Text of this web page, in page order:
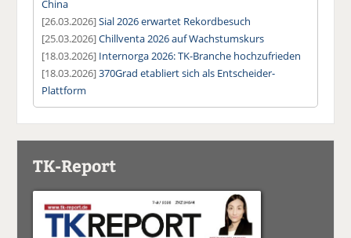
China
[26.03.2026]Sial 2026 erwartet Rekordbesuch
[25.03.2026]Chillventa 2026 auf Wachstumskurs
[18.03.2026] Internorga 2026: TK-Branche hochzufrieden
[18.03.2026]370Grad etabliert sich als Entscheider-
Plattform
TK-Report